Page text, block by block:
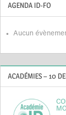
AGENDA ID-FO
Aucun
ACADÉMIES – 10